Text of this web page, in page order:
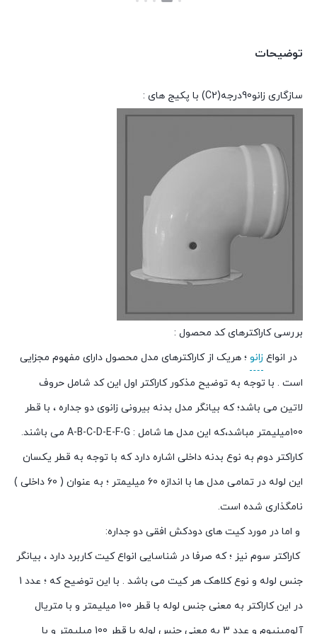
توضیحات
سازگاری زانو90درجه(C2) با پکیج های :
بررسی کاراکترهای کد محصول :
در انواع زانو ؛ هریک از کاراکترهای مدل محصول دارای مفهوم مجزایی
است . با توجه به توضیح مذکور کاراکتر اول این کد شامل حروف
لاتین می باشد؛ که بیانگر مدل بدنه بیرونی زانوی دو جداره ، با قطر
100میلیمتر مباشد،که این مدل ها شامل : A-B-C-D-E-F-G می باشند.
کاراکتر دوم به نوع بدنه داخلی اشاره دارد که با توجه به قطر یکسان
این لوله در تمامی مدل ها با اندازه 60 میلیمتر ؛ به عنوان ( 60 داخلی )
نامگذاری شده است.
و اما در مورد کیت های دودکش افقی دو جداره:
کاراکتر سوم نیز ؛ که صرفا در شناسایی انواع کیت کاربرد دارد ، بیانگر
جنس لوله و نوع کلاهک هر کیت می باشد . با این توضیح که ؛ عدد 1
در این کاراکتر به معنی جنس لوله با قطر 100 میلیمتر و با متریال
آلومینیوم و عدد 3 به معنی جنس لوله با قطر 100 میلیمتر و با